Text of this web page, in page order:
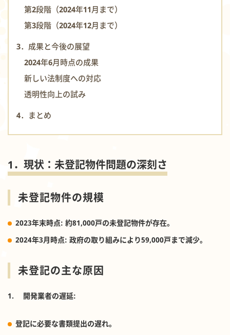
第2段階（2024年11月まで）
第3段階（2024年12月まで）
3．成果と今後の展望
2024年6月時点の成果
新しい法制度への対応
透明性向上の試み
4．まとめ
1．現状：未登記物件問題の深刻さ
未登記物件の規模
2023年末時点: 約81,000戸の未登記物件が存在。
2024年3月時点: 政府の取り組みにより59,000戸まで減少。
未登記の主な原因
1. 開発業者の遅延:
登記に必要な書類提出の遅れ。